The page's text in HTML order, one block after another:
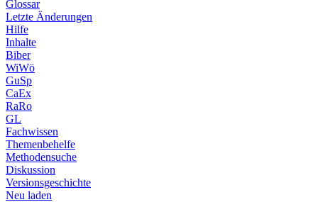
Glossar
Letzte Änderungen
Hilfe
Inhalte
Biber
WiWö
GuSp
CaEx
RaRo
GL
Fachwissen
Themenbehelfe
Methodensuche
Diskussion
Versionsgeschichte
Neu laden